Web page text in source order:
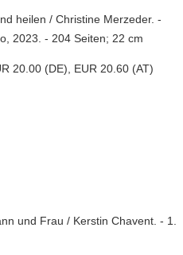
heilen / Christine Merzeder. -
2023. - 204 Seiten; 22 cm
20.00 (DE), EUR 20.60 (AT)
und Frau / Kerstin Chavent. - 1.